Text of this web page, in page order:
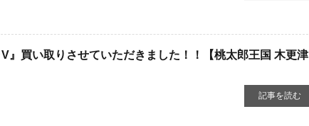
』買い取りさせていただきました！！【桃太郎王国 木更津
記事を読む